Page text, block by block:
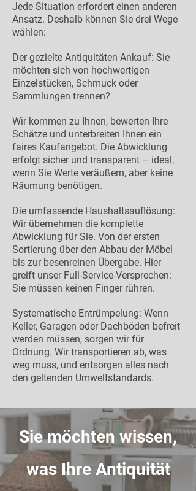
Jede Situation erfordert einen anderen
Ansatz. Deshalb können Sie drei Wege
wählen:
Der gezielte Antiquitäten Ankauf: Sie
möchten sich von hochwertigen
Einzelstücken, Schmuck oder
Sammlungen trennen?
Wir kommen zu Ihnen, bewerten Ihre
Schätze und unterbreiten Ihnen ein
faires Kaufangebot. Die Abwicklung
erfolgt sicher und transparent – ideal,
wenn Sie Werte veräußern, aber keine
Räumung benötigen.
Die umfassende Haushaltsauflösung:
Wir übernehmen die komplette
Abwicklung für Sie. Von der ersten
Sortierung über den Abbau der Möbel
bis zur besenreinen Übergabe. Hier
greift unser Full-Service-Versprechen:
Sie müssen keinen Finger rühren.
Systematische Entrümpelung: Wenn
Keller, Garagen oder Dachböden befreit
werden müssen, sorgen wir für
Ordnung. Wir transportieren ab, was
weg muss, und entsorgen alles nach
den geltenden Umweltstandards.
Sie möchten wissen,
was Ihre Antiquität